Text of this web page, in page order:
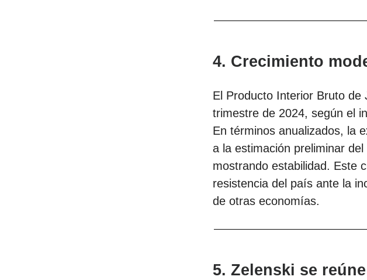
4. Crecimiento
El Producto Interior Bruto
trimestre de 2024, según el
En términos anualizados, la
a la estimación preliminar
mostrando estabilidad. Este
resistencia del país ante la
de otras economías.
5. Zelenski se